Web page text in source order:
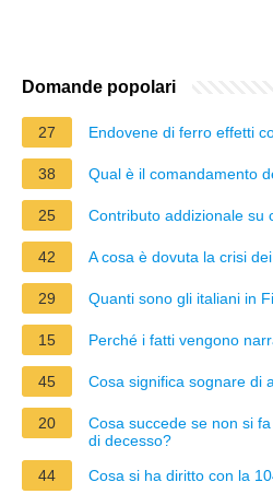
Domande popolari
27 Endovene di ferro effetti
38 Qual è il comandamento
25 Contributo addizionale su
42 A cosa è dovuta la crisi
29 Quanti sono gli italiani in
15 Perché i fatti vengono
45 Cosa significa sognare di
20
Cosa succede se non si
di decesso?
44
Cosa si ha diritto con la